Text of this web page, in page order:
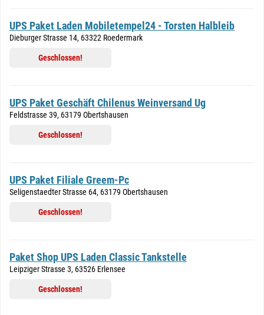
UPS Paket Laden Mobiletempel24 - Torsten Halbleib
Dieburger Strasse 14, 63322 Roedermark
Geschlossen!
UPS Paket Geschäft Chilenus Weinversand Ug
Feldstrasse 39, 63179 Obertshausen
Geschlossen!
UPS Paket Filiale Greem-Pc
Seligenstaedter Strasse 64, 63179 Obertshausen
Geschlossen!
Paket Shop UPS Laden Classic Tankstelle
Leipziger Strasse 3, 63526 Erlensee
Geschlossen!